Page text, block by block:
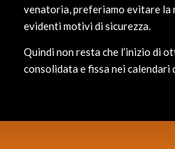
venatoria, preferiamo evitare la
evidenti motivi di sicurezza.
Quindi non resta che l’inizio di
consolidata e fissa nei calendari